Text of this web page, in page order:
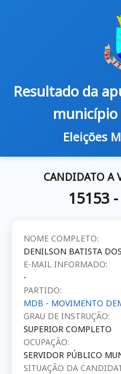
Resultado da
município
Eleições
CANDIDATO A
15153
NOME COMPLETO:
DENILSON BATISTA
E-MAIL INFORMADO:
-
PARTIDO:
MDB - MOVIMENTO
GRAU DE INSTRUÇÃO:
SUPERIOR COMPLETO
OCUPAÇÃO:
SERVIDOR PÚBLICO
SITUAÇÃO DA